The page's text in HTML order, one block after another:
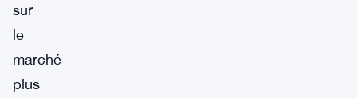
sur
le
marché
plus